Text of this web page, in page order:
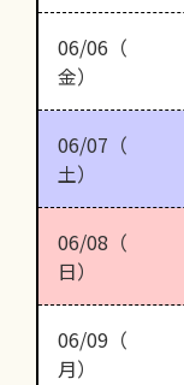
06/06（
金）
06/07（
土）
06/08（
日）
06/09（
月）